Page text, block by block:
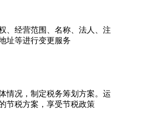
、经营范围、名称、法人、注
址等进行变更服务
情况，制定税务筹划方案。运
节税方案，享受节税政策